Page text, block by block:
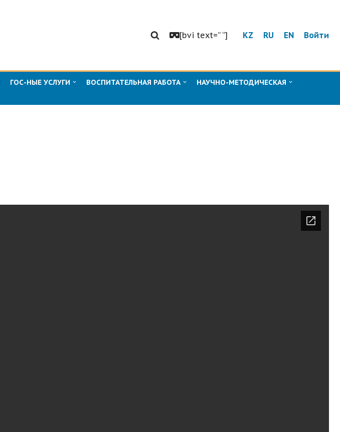
[bvi text=” “] KZ RU EN Войти
ГОС-НЫЕ УСЛУГИ ВОСПИТАТЕЛЬНАЯ РАБОТА
НАУЧНО-МЕТОДИЧЕСКАЯ